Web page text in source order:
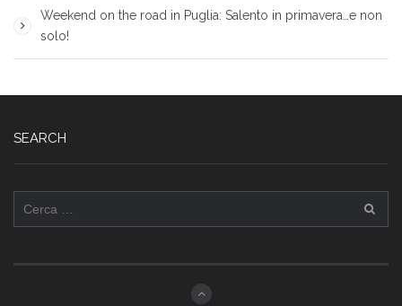
Weekend on the road in Puglia: Salento in primavera…e non
solo!
SEARCH
per: